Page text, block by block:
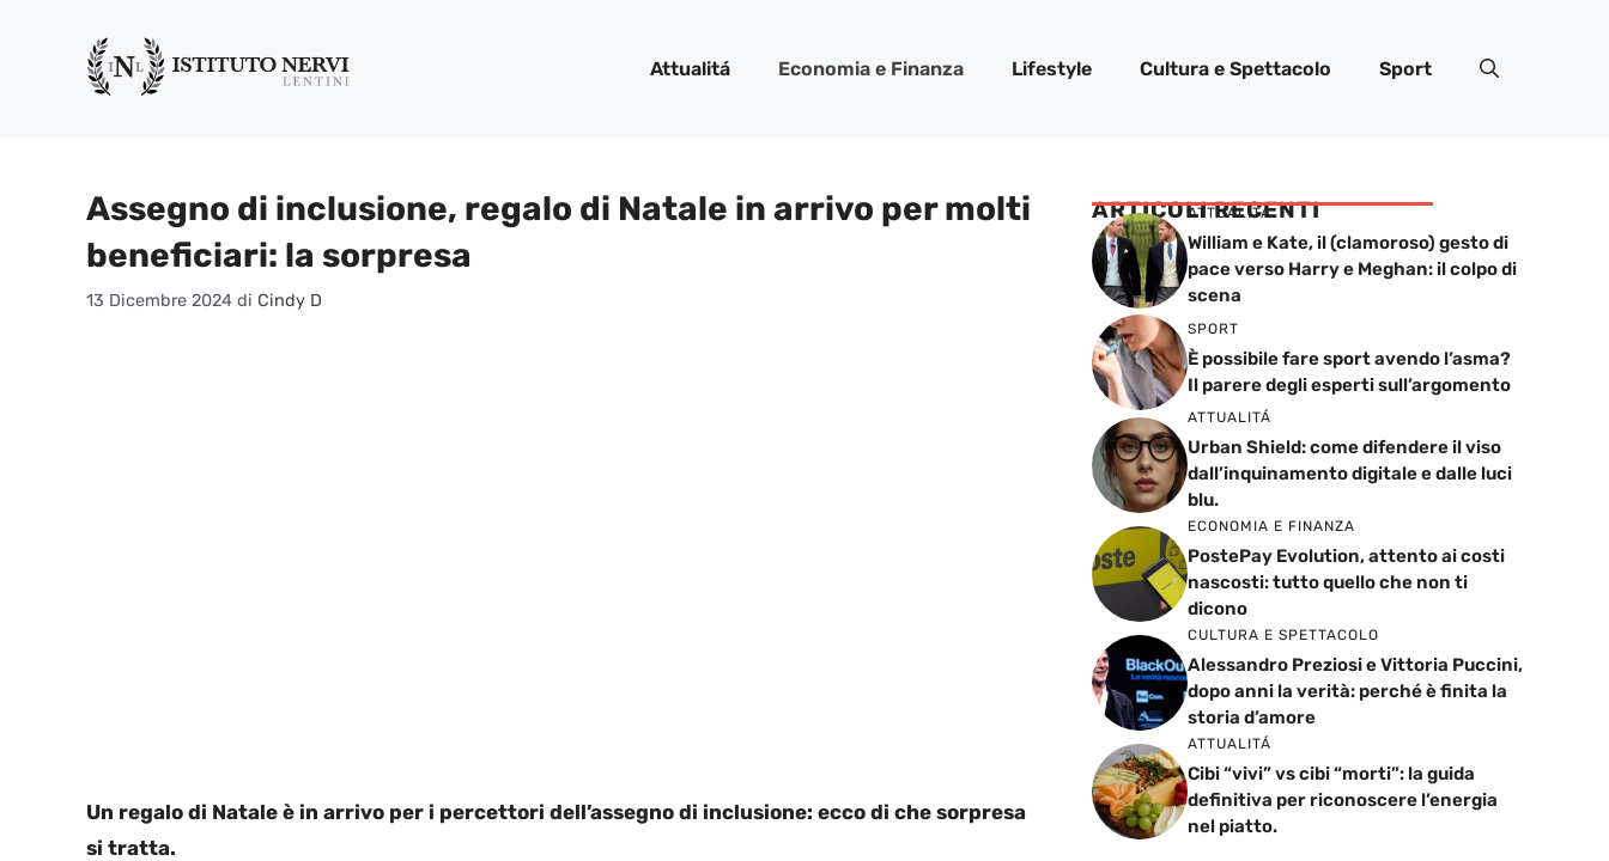
contenuto
Attualitá Economia e Finanza Lifestyle Cultura e Spettacolo Sport
Assegno di inclusione, regalo di Natale in arrivo per molti
beneficiari: la sorpresa
13 Dicembre 2024 di Cindy D
Un regalo di Natale è in arrivo per i percettori dell’assegno di inclusione: ecco di che sorpresa
si tratta.
ARTICOLI RECENTI
ATTUALITÁ
William e Kate, il (clamoroso) gesto di
pace verso Harry e Meghan: il colpo di
scena
SPORT
È possibile fare sport avendo l’asma?
Il parere degli esperti sull’argomento
ATTUALITÁ
Urban Shield: come difendere il viso
dall’inquinamento digitale e dalle luci
blu.
ECONOMIA E FINANZA
PostePay Evolution, attento ai costi
nascosti: tutto quello che non ti
dicono
CULTURA E SPETTACOLO
Alessandro Preziosi e Vittoria Puccini,
dopo anni la verità: perché è finita la
storia d’amore
ATTUALITÁ
Cibi “vivi” vs cibi “morti”: la guida
definitiva per riconoscere l’energia
nel piatto.